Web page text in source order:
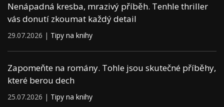
Nenápadná kresba, mrazivý příběh. Tenhle thriller
vás donutí zkoumat každý detail
29.07.2026 | Tipy na knihy
Zapomeňte na romány. Tohle jsou skutečné příběhy,
které berou dech
25.07.2026 | Tipy na knihy